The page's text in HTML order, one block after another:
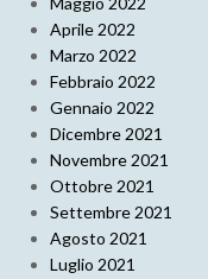
Aprile 2022
Marzo 2022
Febbraio 2022
Gennaio 2022
Dicembre 2021
Novembre 2021
Ottobre 2021
Settembre 2021
Agosto 2021
Luglio 2021